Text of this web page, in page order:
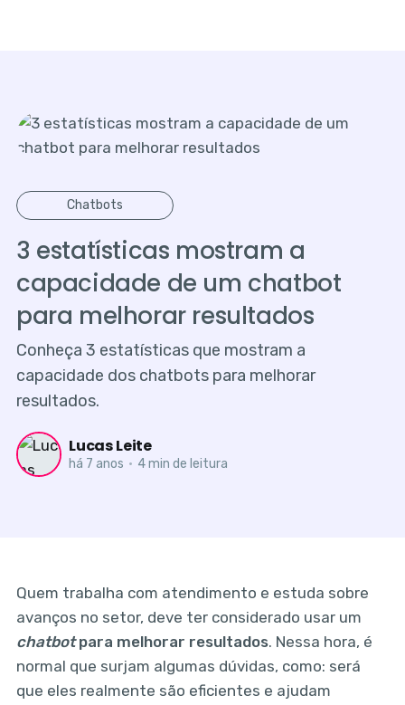
Chatbots
3 estatísticas mostram a
capacidade de um chatbot
para melhorar resultados
Conheça 3 estatísticas que mostram a
capacidade dos chatbots para melhorar
resultados.
Lucas Leite
há 7 anos • 4 min de leitura
Quem trabalha com atendimento e estuda sobre
avanços no setor, deve ter considerado usar um
chatbotpara melhorar resultados. Nessa hora, é
normal que surjam algumas dúvidas, como: será
que eles realmente são eficientes e ajudam